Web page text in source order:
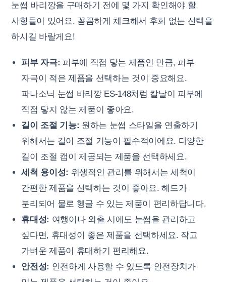
눈썹 바리깡을 구매하기 전에 몇 가지 확인해야 할
사항들이 있어요. 꼼꼼하게 체크해서 후회 없는 선택을
하시길 바랄게요!
피부 자극: 피부에 직접 닿는 제품인 만큼, 피부
자극이 적은 제품을 선택하는 것이 중요해요.
파나소닉 눈썹 바리깡 ES-148처럼 칼날이 피부에
직접 닿지 않는 제품이 좋아요.
길이 조절 기능: 원하는 눈썹 스타일을 연출하기
위해서는 길이 조절 기능이 필수적이에요. 다양한
길이 조절 캡이 제공되는 제품을 선택하세요.
세척 용이성: 위생적인 관리를 위해서는 세척이
간편한 제품을 선택하는 것이 좋아요. 헤드가
분리되어 물로 헹굴 수 있는 제품이 편리하답니다.
휴대성: 여행이나 외출 시에도 눈썹을 관리하고
싶다면, 휴대성이 좋은 제품을 선택하세요. 작고
가벼운 제품이 휴대하기 편리해요.
안전성: 안전하게 사용할 수 있도록 안전장치가